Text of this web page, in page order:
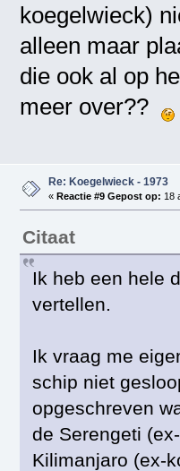
koegelwieck)
alleen maar
die ook al op
meer over??
Re: Koegelwieck - 1973
« Reactie #9 Gepost op: 18
Citaat
Ik heb een hele
vertellen.
Ik vraag me
schip niet
opgeschreven
de Serengeti
Kilimanjaro (ex-